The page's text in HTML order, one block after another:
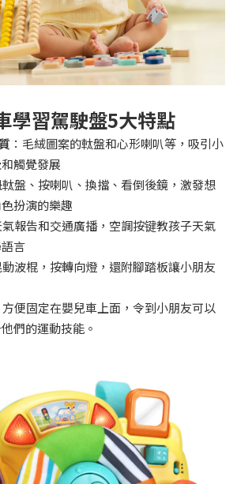
學習駕駛盤5大特點
：毛絨圖案的軚盤和心形喇叭等，吸引小
觸覺發展
盤、按喇叭、換擋、看倒後鏡，激發想
扮演的樂趣
報告和交通廣播，空調按键教孩子天氣
言
波棍，按轉向燈，還附腳踏板讓小朋友
方便固定在嬰兒車上面，令到小朋友可以
們的運動技能。